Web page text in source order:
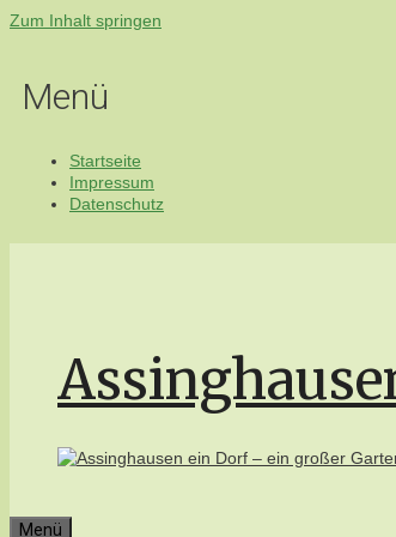
Zum Inhalt springen
Menü
Startseite
Impressum
Datenschutz
Menü